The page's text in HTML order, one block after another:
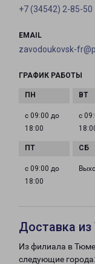
+7 (34542) 2-85-50
EMAIL
zavodoukovsk-
ГРАФИК РАБОТЫ
с 09:00 до
18:00
с
с 09:00 до
18:00
Доставка
Из филиала в
следующие города: